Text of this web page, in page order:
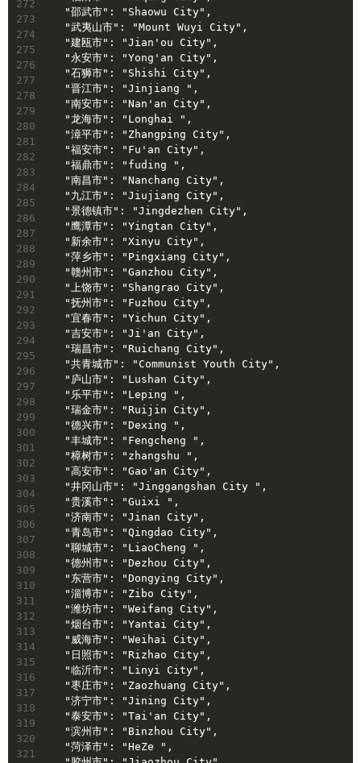
272
273
274
275
276
277
278
279
280
281
282
283
284
285
286
287
288
289
290
291
292
293
294
295
296
297
298
299
300
301
302
303
304
305
306
307
308
309
310
311
312
313
314
315
316
317
318
319
320
321
  "邵武市": "Shaowu City",
  "武夷山市": "Mount Wuyi City",
  "建瓯市": "Jian'ou City",
  "永安市": "Yong'an City",
  "石狮市": "Shishi City",
  "晋江市": "Jinjiang ",
  "南安市": "Nan'an City",
  "龙海市": "Longhai ",
  "漳平市": "Zhangping City",
  "福安市": "Fu'an City",
  "福鼎市": "fuding ",
  "南昌市": "Nanchang City",
  "九江市": "Jiujiang City",
  "景德镇市": "Jingdezhen City",
  "鹰潭市": "Yingtan City",
  "新余市": "Xinyu City",
  "萍乡市": "Pingxiang City",
  "赣州市": "Ganzhou City",
  "上饶市": "Shangrao City",
  "抚州市": "Fuzhou City",
  "宜春市": "Yichun City",
  "吉安市": "Ji'an City",
  "瑞昌市": "Ruichang City",
  "共青城市": "Communist Youth City",
  "庐山市": "Lushan City",
  "乐平市": "Leping ",
  "瑞金市": "Ruijin City",
  "德兴市": "Dexing ",
  "丰城市": "Fengcheng ",
  "樟树市": "zhangshu ",
  "高安市": "Gao'an City",
  "井冈山市": "Jinggangshan City ",
  "贵溪市": "Guixi ",
  "济南市": "Jinan City",
  "青岛市": "Qingdao City",
  "聊城市": "LiaoCheng ",
  "德州市": "Dezhou City",
  "东营市": "Dongying City",
  "淄博市": "Zibo City",
  "潍坊市": "Weifang City",
  "烟台市": "Yantai City",
  "威海市": "Weihai City",
  "日照市": "Rizhao City",
  "临沂市": "Linyi City",
  "枣庄市": "Zaozhuang City",
  "济宁市": "Jining City",
  "泰安市": "Tai'an City",
  "滨州市": "Binzhou City",
  "菏泽市": "HeZe ",